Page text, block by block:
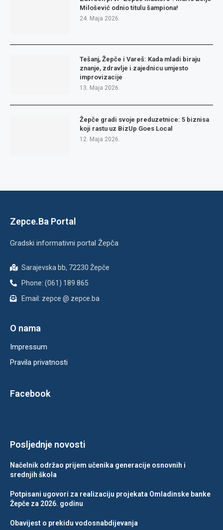
Milošević odnio titulu šampiona!
24. Maja 2026.
Tešanj, Žepče i Vareš: Kada mladi biraju
znanje, zdravlje i zajednicu umjesto
improvizacije
13. Maja 2026.
Žepče gradi svoje preduzetnice: 5 biznisa
koji rastu uz BizUp Goes Local
12. Maja 2026.
Zepce.Ba Portal
Gradski informativni portal Žepča
Sarajevska bb, 72230 Žepče
Phone: (061) 189 865
Email: zepce @ zepce.ba
O nama
Impressum
Pravila privatnosti
Facebook
Posljednje novosti
Načelnik održao prijem učenika generacije osnovnih i
srednjih škola
Potpisani ugovori za realizaciju projekata Omladinske banke
Žepče za 2026. godinu
Obavijest o prekidu vodosnabdijevanja